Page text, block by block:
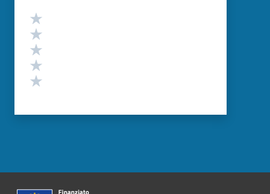
Valutazione